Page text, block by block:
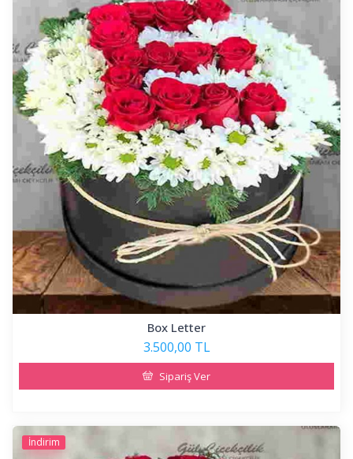
Box Letter
3.500,00 TL
Sipariş Ver
İndirim